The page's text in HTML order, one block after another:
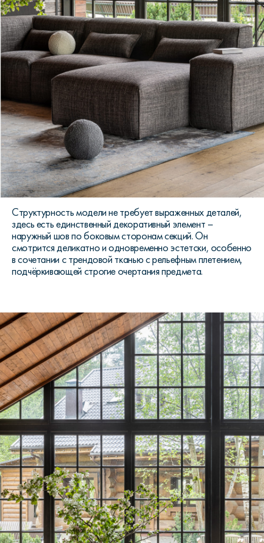
Структурность модели не требует выраженных деталей,
здесь есть единственный декоративный элемент –
наружный шов по боковым сторонам секций. Он
смотрится деликатно и одновременно эстетски, особенно
в сочетании с трендовой тканью с рельефным плетением,
подчёркивающей строгие очертания предмета.